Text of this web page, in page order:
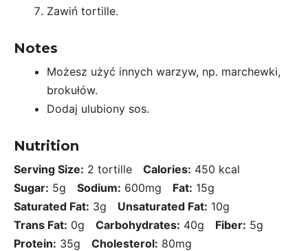
Zawiń tortille.
Notes
Możesz użyć innych warzyw, np. marchewki,
brokułów.
Dodaj ulubiony sos.
Nutrition
Serving Size: 2 tortille Calories: 450 kcal
Sugar: 5g Sodium: 600mg Fat: 15g
Saturated Fat: 3g Unsaturated Fat: 10g
Trans Fat: 0g Carbohydrates: 40g Fiber: 5g
Protein: 35g Cholesterol: 80mg